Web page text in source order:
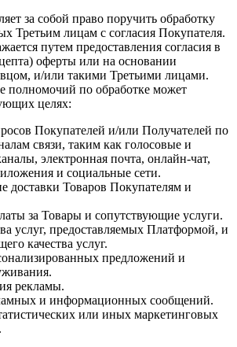
за собой право поручить обработку
Третьим лицам с согласия Покупателя.
путем предоставления согласия в
оферты или на основании
и/или такими Третьими лицами.
полномочий по обработке может
целях:
Покупателей и/или Получателей по
связи, таким как голосовые и
электронная почта, онлайн-чат,
и социальные сети.
доставки Товаров Покупателям и
за Товары и сопутствующие услуги.
услуг, предоставляемых Платформой, и
качества услуг.
предложений и
рекламы.
и информационных сообщений.
или иных маркетинговых